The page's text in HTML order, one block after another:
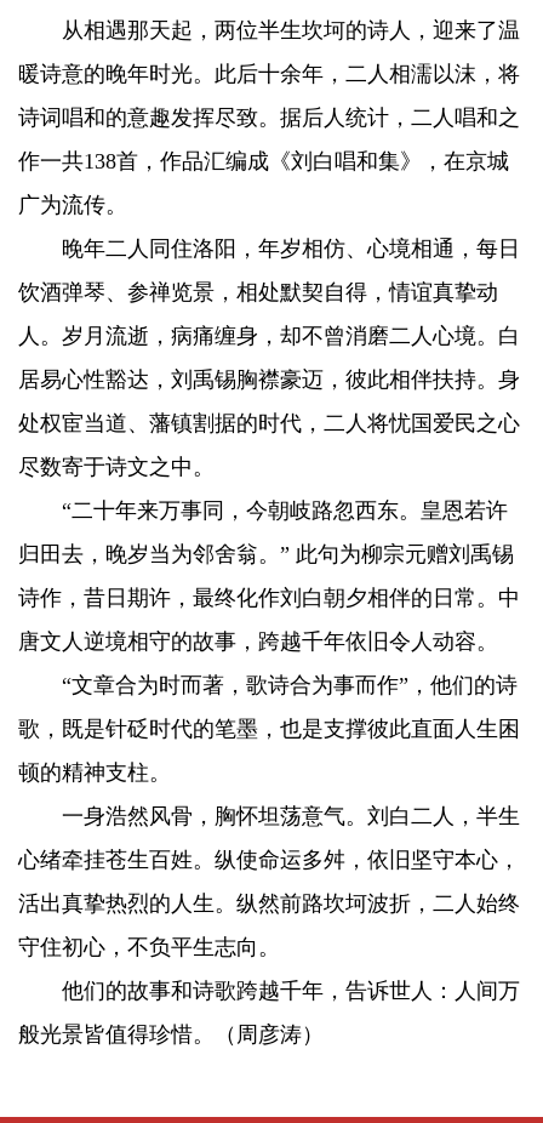
从相遇那天起，两位半生坎坷的诗人，迎来了温
暖诗意的晚年时光。此后十余年，二人相濡以沫，将
诗词唱和的意趣发挥尽致。据后人统计，二人唱和之
作一共138首，作品汇编成《刘白唱和集》，在京城
广为流传。
晚年二人同住洛阳，年岁相仿、心境相通，每日
饮酒弹琴、参禅览景，相处默契自得，情谊真挚动
人。岁月流逝，病痛缠身，却不曾消磨二人心境。白
居易心性豁达，刘禹锡胸襟豪迈，彼此相伴扶持。身
处权宦当道、藩镇割据的时代，二人将忧国爱民之心
尽数寄于诗文之中。
“二十年来万事同，今朝岐路忽西东。皇恩若许
归田去，晚岁当为邻舍翁。” 此句为柳宗元赠刘禹锡
诗作，昔日期许，最终化作刘白朝夕相伴的日常。中
唐文人逆境相守的故事，跨越千年依旧令人动容。
“文章合为时而著，歌诗合为事而作”，他们的诗
歌，既是针砭时代的笔墨，也是支撑彼此直面人生困
顿的精神支柱。
一身浩然风骨，胸怀坦荡意气。刘白二人，半生
心绪牵挂苍生百姓。纵使命运多舛，依旧坚守本心，
活出真挚热烈的人生。纵然前路坎坷波折，二人始终
守住初心，不负平生志向。
他们的故事和诗歌跨越千年，告诉世人：人间万
般光景皆值得珍惜。（周彦涛）